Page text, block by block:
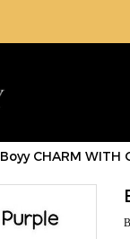
Boyy CHARM WITH